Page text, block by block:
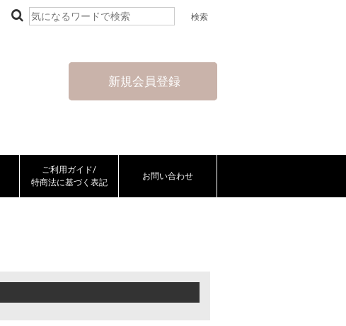
新規会員登録
ご利用ガイド/
特商法に基づく表記
お問い合わせ